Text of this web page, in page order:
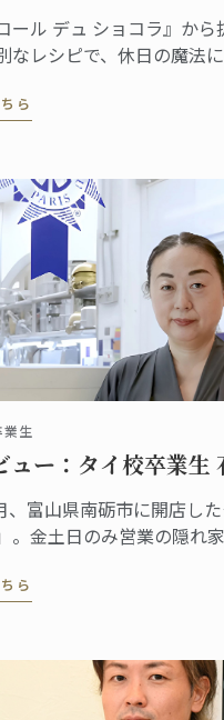
ール デュ ショコラ』から
なレシピで、休日の魔法
ばせ、クリスマスのテーブ
ら
業生
ュー：タイ校卒業生
、富山県南砺市に開店し
。金土日のみ営業の隠れ
地元客はもちろん、遠くか
ら